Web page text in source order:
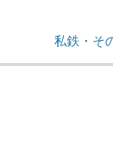
私鉄・そ